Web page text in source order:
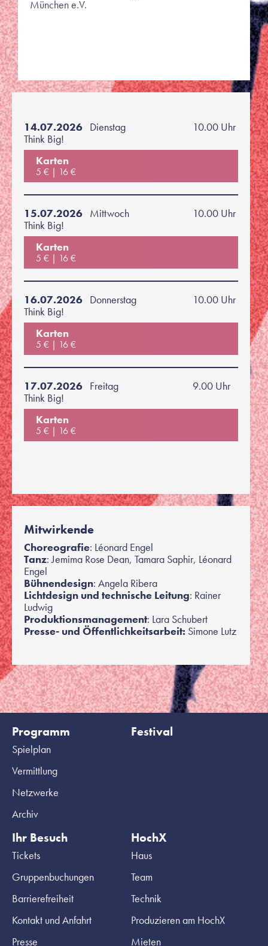
München e.V.
14.07.2026 Dienstag
10.00 Uhr
Think Big!
Karten
5 € 16 €
15.07.2026 Mittwoch
10.00 Uhr
Think Big!
Karten
5 € 16 €
16.07.2026 Donnerstag
10.00 Uhr
Think Big!
Karten
5 € 16 €
17.07.2026 Freitag
9.00 Uhr
Think Big!
Karten
5 € 16 €
Mitwirkende
Choreografie: Léonard Engel
Tanz: Jemima Rose Dean, Tamara Saphir, Léonard
Engel
Bühnendesign: Angela Ribera
Lichtdesign und technische Leitung: Rainer
Ludwig
Produktionsmanagement: Lara Schubert
Presse- und Öffentlichkeitsarbeit: Simone Lutz
Programm
Spielplan
Vermittlung
Netzwerke
Archiv
Festival
Ihr Besuch
Tickets
Gruppenbuchungen
Barrierefreiheit
Kontakt und Anfahrt
Presse
HochX
Haus
Team
Technik
Produzieren am HochX
Mieten